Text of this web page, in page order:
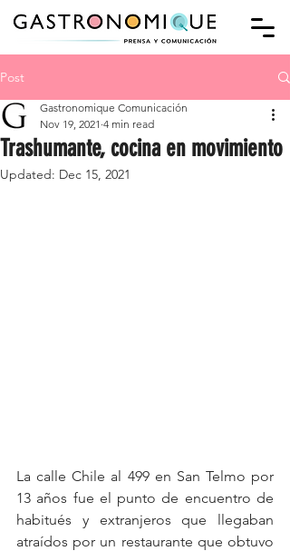
Post
Trashumante, cocina en movimiento
Gastronomique Comunicación
Nov 19, 2021 4 min read
Updated: Dec 15, 2021
La calle Chile al 499 en San Telmo por
13 años fue el punto de encuentro de
habitués y extranjeros que llegaban
atraídos por un restaurante que obtuvo